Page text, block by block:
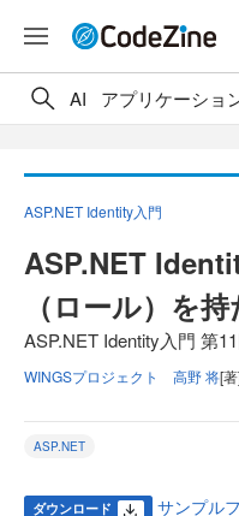
AI アプリケーショ
ASP.NET Identity入門
ASP.NET
（ロール）を
ASP.NET Identity入門 第
WINGSプロジェクト 高野 将[
ASP.NET
ダウンロード サンプル